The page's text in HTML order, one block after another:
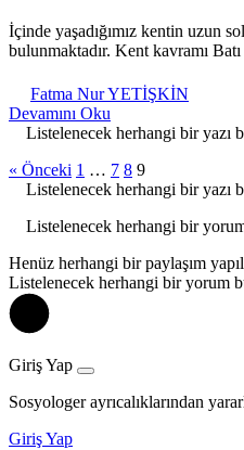
İçinde yaşadığımız kentin uzun
bulunmaktadır. Kent kavramı
Fatma Nur YETİŞKİN
Devamını Oku
Listelenecek herhangi bir yazı
« Önceki 1 … 7 8 9
Listelenecek herhangi bir yazı
Listelenecek herhangi bir
Henüz herhangi bir paylaşım
Listelenecek herhangi bir yorum
Giriş Yap
Sosyologer ayrıcalıklarından
Giriş Yap